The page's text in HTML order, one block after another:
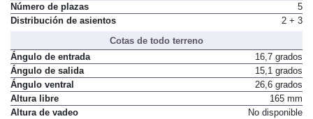
Número de plazas
5
Distribución de asientos
2 + 3
Cotas de todo terreno
Ángulo de entrada
16,7 grados
Ángulo de salida
15,1 grados
Ángulo ventral
26,6 grados
Altura libre
165 mm
Altura de vadeo
No disponible